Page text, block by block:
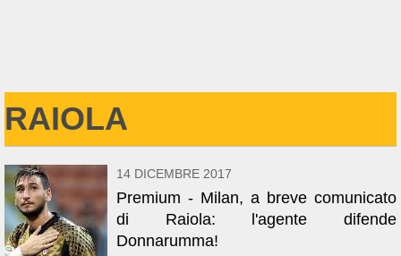
RAIOLA
14 DICEMBRE 2017
Premium - Milan, a breve comunicato
di Raiola: l'agente difende
Donnarumma!